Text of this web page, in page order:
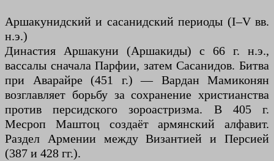
Аршакунидский и сасанидский периоды (I–V вв.
н.э.)
Династия Аршакуни (Аршакиды) с 66 г. н.э.,
вассалы сначала Парфии, затем Сасанидов. Битва
при Аварайре (451 г.) — Вардан Мамиконян
возглавляет борьбу за сохранение христианства
против персидского зороастризма. В 405 г.
Месроп Маштоц создаёт армянский алфавит.
Раздел Армении между Византией и Персией
(387 и 428 гг.).